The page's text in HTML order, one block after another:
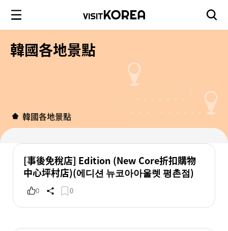
韓國各地景點
韓國各地景點
[事後免稅店] Edition (New Core折扣購物
中心坪村店)(에디션 뉴코아아울렛 평촌점)
0 0